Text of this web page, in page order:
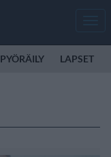
PYÖRÄILY LAPSET